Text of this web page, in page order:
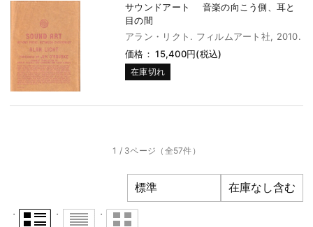
サウンドアート 音楽の向こう側、耳と
目の間
アラン・リクト. フィルムアート社, 2010.
価格： 15,400円(税込)
在庫切れ
1 / 3ページ （全57件）